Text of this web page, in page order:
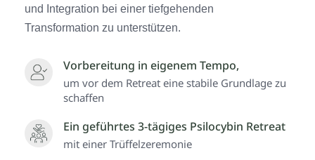
und Integration bei einer tiefgehenden
Transformation zu unterstützen.
Vorbereitung in eigenem Tempo,
um vor dem Retreat eine stabile Grundlage zu
schaffen
Ein geführtes 3-tägiges Psilocybin Retreat
mit einer Trüffelzeremonie